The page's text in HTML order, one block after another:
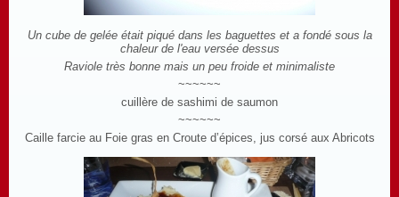
Un cube de gelée était piqué dans les baguettes et a fondé sous la
chaleur de l'eau versée dessus
Raviole très bonne mais un peu froide et minimaliste
~~~~~~
cuillère de sashimi de saumon
~~~~~~
Caille farcie au Foie gras en Croute d’épices, jus corsé aux Abricots